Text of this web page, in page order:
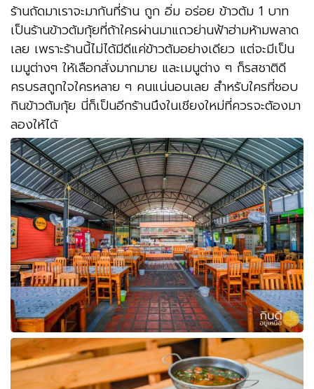
ร้านถัดมาเราจะมากันที่ร้าน ถูก อิ่ม อร่อย ข้าวต้ม 1 บาท
เป็นร้านข้าวต้มกุ้ยที่ถ้าใครผ่านมาแถวย่านฟ้าฮ่ามห้ามพลาด
เลย เพราะร้านนี้ไม่ได้มีดีแค่ข้าวต้มอย่างเดียว แต่จะมีเป็น
เมนูต่างๆ ให้เลือกสั่งมากมาย และเมนูต่าง ๆ ก็รสชาติดี
ครบรสถูกใจใครหลาย ๆ คนแน่นอนเลย สำหรับใครที่ชอบ
กินข้าวต้มกุ้ย นี่ก็เป็นอีกร้านนึงในเชียงใหม่ที่ควรจะต้องมา
ลองให้ได้